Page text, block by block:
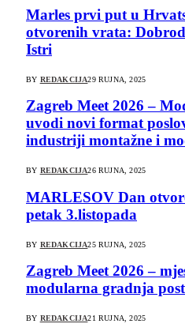
Marles prvi put u
otvorenih vrata:
Istri
BY REDAKCIJA29 RUJNA, 2025
Zagreb Meet 2026 –
uvodi novi format
industriji montažne i
BY REDAKCIJA26 RUJNA, 2025
MARLESOV Dan
petak 3.listopada
BY REDAKCIJA25 RUJNA, 2025
Zagreb Meet 2026 –
modularna gradnja
BY REDAKCIJA21 RUJNA, 2025